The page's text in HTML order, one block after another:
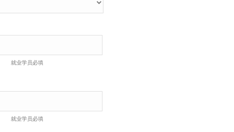
就业学员必填
就业学员必填